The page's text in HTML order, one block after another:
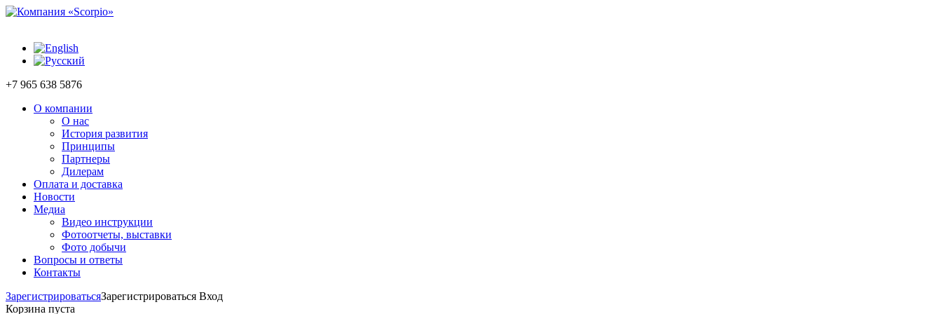
+7 965 638 5876
О компании
О нас
История развития
Принципы
Партнеры
Дилерам
Оплата и доставка
Новости
Медиа
Видео инструкции
Фотоотчеты, выставки
Фото добычи
Вопросы и ответы
Контакты
ЗарегистрироватьсяЗарегистрироваться Вход
Корзина пуста